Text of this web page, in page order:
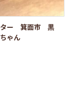
ター 箕面市 黒
ゃん